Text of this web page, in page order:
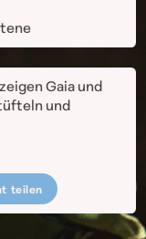
Gaia und
und
teilen